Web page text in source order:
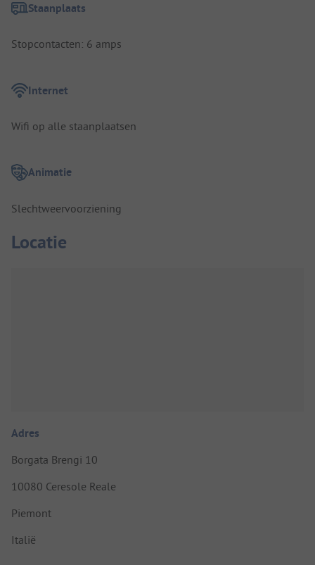
Staanplaats
Stopcontacten: 6 amps
Internet
Wifi op alle staanplaatsen
Animatie
Slechtweervoorziening
Locatie
Adres
Borgata Brengi 10
10080 Ceresole Reale
Piemont
Italië